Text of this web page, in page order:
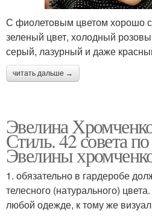
С фиолетовым цветом хорошо
зеленый цвет, холодный
серый, лазурный и даже
читать дальше →
Эвелина
Стиль. 42 совета
Эвелины
1. обязательно в гардеробе
телесного (натурального)
любой одежде, к тому же